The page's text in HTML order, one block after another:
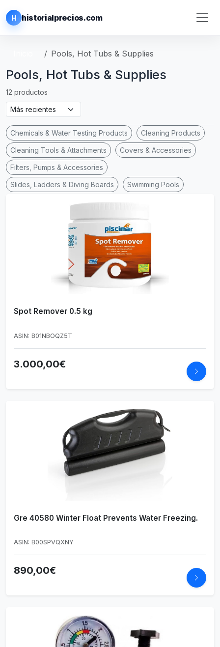
H historialprecios.com
Pools, Hot Tubs & Supplies
Pools, Hot Tubs & Supplies
12 productos
Chemicals & Water Testing Products Cleaning Products
Cleaning Tools & Attachments Covers & Accessories
Filters, Pumps & Accessories
Slides, Ladders & Diving Boards Swimming Pools
Spot Remover 0.5 kg
ASIN: B01NBOQZ5T
3.000,00€
Gre 40580 Winter Float Prevents Water Freezing.
ASIN: B00SPVQXNY
890,00€